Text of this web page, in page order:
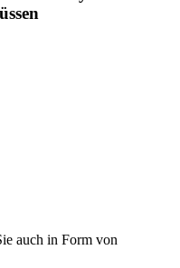
auch in Form von